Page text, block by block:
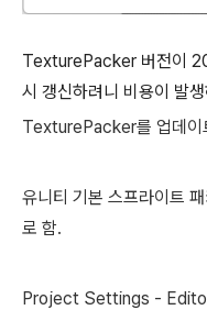
TexturePacker 버전이
시 갱신하려니 비용이 발
TexturePacker를 업데이
유니티 기본 스프라이트
로 함.
Project Settings -